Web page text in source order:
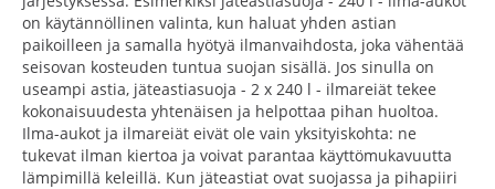
on käytännöllinen valinta, kun haluat yhden astian
paikoilleen ja samalla hyötyä ilmanvaihdosta, joka vähentää
seisovan kosteuden tuntua suojan sisällä. Jos sinulla on
useampi astia, jäteastiasuoja - 2 x 240 l - ilmareiät tekee
kokonaisuudesta yhtenäisen ja helpottaa pihan huoltoa.
Ilma-aukot ja ilmareiät eivät ole vain yksityiskohta: ne
tukevat ilman kiertoa ja voivat parantaa käyttömukavuutta
lämpimillä keleillä. Kun jäteastiat ovat suojassa ja pihapiiri